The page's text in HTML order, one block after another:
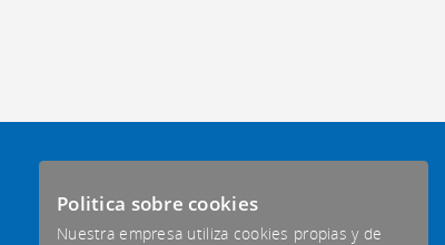
-
Politica sobre cookies
Nuestra empresa utiliza cookies propias y de